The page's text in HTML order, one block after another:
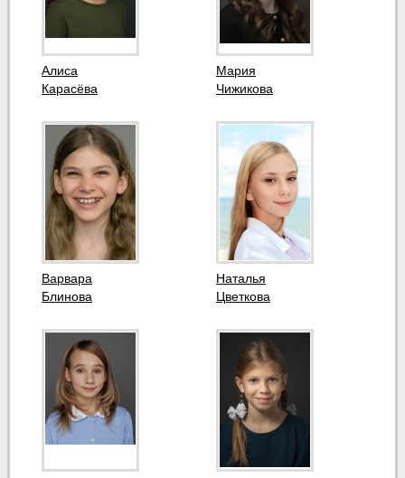
Алиса
Карасёва
Мария
Чижикова
Варвара
Блинова
Наталья
Цветкова